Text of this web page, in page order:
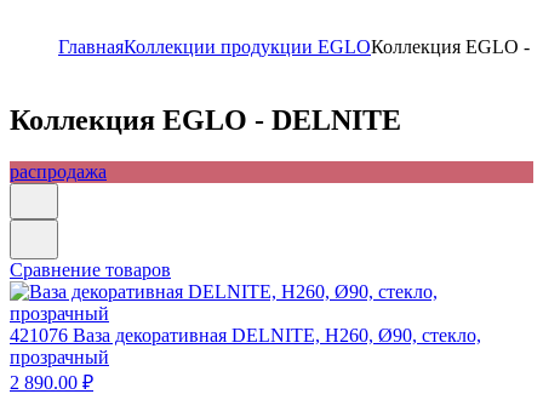
ГлавнаяКоллекции продукции EGLOКоллекция EGLO -
Коллекция EGLO - DELNITE
распродажа
Сравнение товаров
421076 Ваза декоративная DELNITE, H260, Ø90, стекло,
прозрачный
2 890.00 ₽